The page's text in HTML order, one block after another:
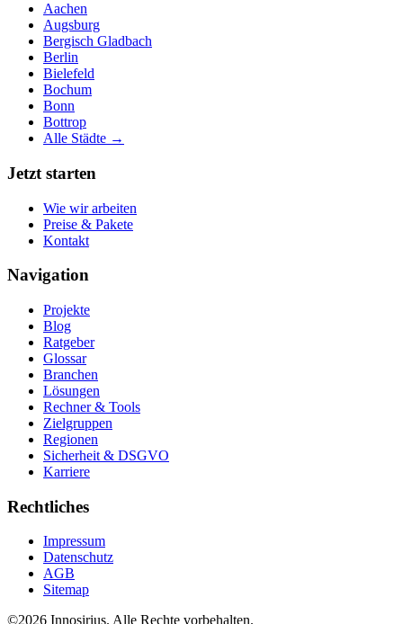
Aachen
Augsburg
Bergisch Gladbach
Berlin
Bielefeld
Bochum
Bonn
Bottrop
Alle Städte →
Jetzt starten
Wie wir arbeiten
Preise & Pakete
Kontakt
Navigation
Projekte
Blog
Ratgeber
Glossar
Branchen
Lösungen
Rechner & Tools
Zielgruppen
Regionen
Sicherheit & DSGVO
Karriere
Rechtliches
Impressum
Datenschutz
AGB
Sitemap
©2026 Innosirius. Alle Rechte vorbehalten.